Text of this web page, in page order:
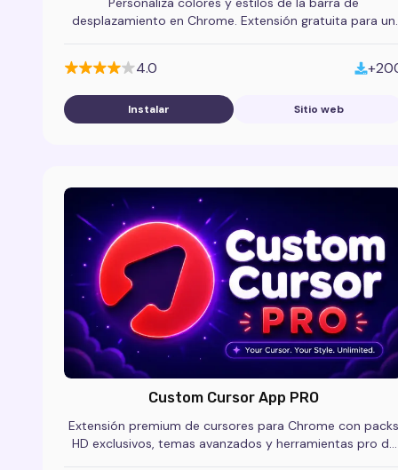
desplazamiento en Chrome. Extensión gratuita para un
4.0
Instalar Sitio web
Custom Cursor App PRO
Extensión premium de cursores para Chrome con packs
HD exclusivos, temas avanzados y herramientas pro de